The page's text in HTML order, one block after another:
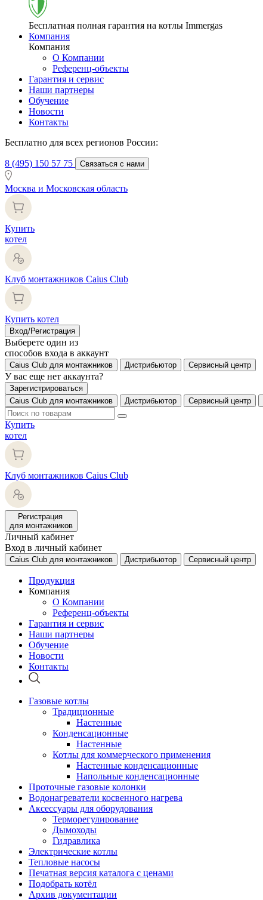
Бесплатная полная гарантия на котлы Immergas
Компания
Компания
О Компании
Референц-объекты
Гарантия и сервис
Наши партнеры
Обучение
Новости
Контакты
Бесплатно для всех регионов России:
8 (495) 150 57 75 Связаться с нами
Москва и Московская область
Купить
котел
Клуб монтажников Caius Club
Купить котел
Вход/Регистрация
Выберете один из
способов входа в аккаунт
Caius Club для монтажников Дистрибьютор Сервисный центр
У вас еще нет аккаунта?
Зарегистрироваться
Caius Club для монтажников
Дистрибьютор Сервисный центр
Купить
котел
Клуб монтажников Caius Club
Регистрация
для монтажников
Личный кабинет
Вход в личный кабинет
Caius Club для монтажников Дистрибьютор Сервисный центр
Продукция
Компания
О Компании
Референц-объекты
Гарантия и сервис
Наши партнеры
Обучение
Новости
Контакты
Газовые котлы
Традиционные
Настенные
Конденсационные
Настенные
Котлы для коммерческого применения
Настенные конденсационные
Напольные конденсационные
Проточные газовые колонки
Водонагреватели косвенного нагрева
Аксессуары для оборудования
Терморегулирование
Дымоходы
Гидравлика
Электрические котлы
Тепловые насосы
Печатная версия каталога с ценами
Подобрать котёл
Архив документации